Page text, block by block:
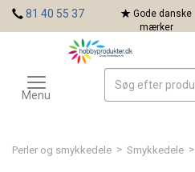
Perler og smykkedele > Smykkedele >
81 40 55 37
Gode danske
mærker
Toggle
navigation
Menu
Mærker